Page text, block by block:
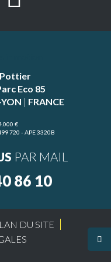
Pottier
Eco 85
| FRANCE
€
720 - APE 3320B
PAR MAIL
86 10
DU SITE